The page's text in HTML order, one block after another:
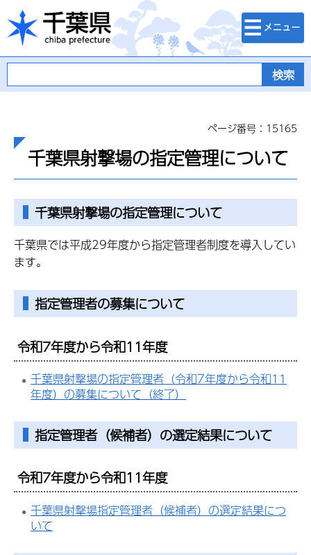
千葉県
検索・メニュ
ー
ページ番号：15165
千葉県射撃場の指定管理について
千葉県射撃場の指定管理について
千葉県では平成29年度から指定管理者制度を導入してい
ます。
指定管理者の募集について
令和7年度から令和11年度
千葉県射撃場の指定管理者（令和7年度から令和11
年度）の募集について（終了）
指定管理者（候補者）の選定結果について
令和7年度から令和11年度
千葉県射撃場指定管理者（候補者）の選定結果につ
いて